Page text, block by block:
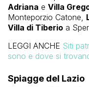
Adriana e Villa
Monteporzio Catone,
Villa di Tiberio a
LEGGI ANCHE Siti
sono e dove si
Spiagge del Lazio